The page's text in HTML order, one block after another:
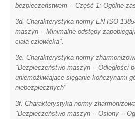
bezpieczeństwem -- Część 1: Ogólne
3d. Charakterystyka normy EN ISO
maszyn -- Minimalne odstępy
ciała człowieka".
3e. Charakterystyka normy
"Bezpieczeństwo maszyn -- Odległości
uniemożliwiające sięganie kończynami
niebezpiecznych"
3f. Charakterystyka normy
"Bezpieczeństwo maszyn -- Osłony --